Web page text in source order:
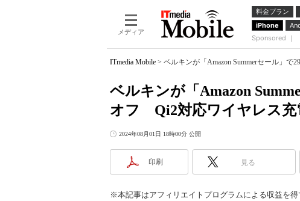
メディア
料金プラン
iPhone
Sponsored ｜
ITmedia Mobile > ベルキンが「Amazon Summerセール」
ベルキンが「Amazon
オフ Qi2対応ワイヤレス充
2024年08月01日 18時00分 公開
印刷 見る
※本記事はアフィリエイトプログラムによる収益を得